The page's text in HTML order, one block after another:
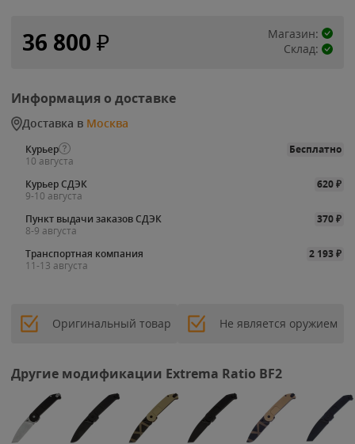
36 800 ₽
Магазин:
Склад:
Информация о доставке
Доставка в Москва
Курьер
Бесплатно
10 августа
Курьер СДЭК
620₽
9-10 августа
Пункт выдачи заказов СДЭК
370₽
8-9 августа
Транспортная компания
2 193₽
11-13 августа
Оригинальный товар Не является оружием
Другие модификации Extrema Ratio BF2